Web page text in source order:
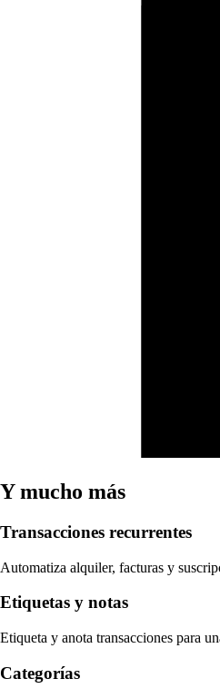
Y mucho más
Transacciones recurrentes
Automatiza alquiler, facturas y
Etiquetas y notas
Etiqueta y anota transacciones para
Categorías